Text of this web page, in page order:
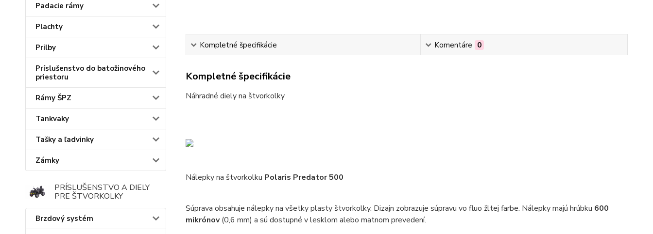
Padacie rámy
Plachty
Prilby
Príslušenstvo do batožinového
priestoru
Rámy ŠPZ
Tankvaky
Tašky a ľadvinky
Zámky
PRÍSLUŠENSTVO A DIELY
PRE ŠTVORKOLKY
Brzdový systém
Kompletné špecifikácie Komentáre 0
Kompletné špecifikácie
Náhradné diely na štvorkolky
Nálepky na štvorkolku Polaris Predator 500
Súprava obsahuje nálepky na všetky plasty štvorkolky. Dizajn zobrazuje súpravu vo fluo žltej farbe. Nálepky majú hrúbku 600
mikrónov(0,6 mm) a sú dostupné v lesklom alebo matnom prevedení.